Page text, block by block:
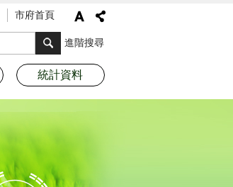
市府首頁
進階搜尋
統計資料